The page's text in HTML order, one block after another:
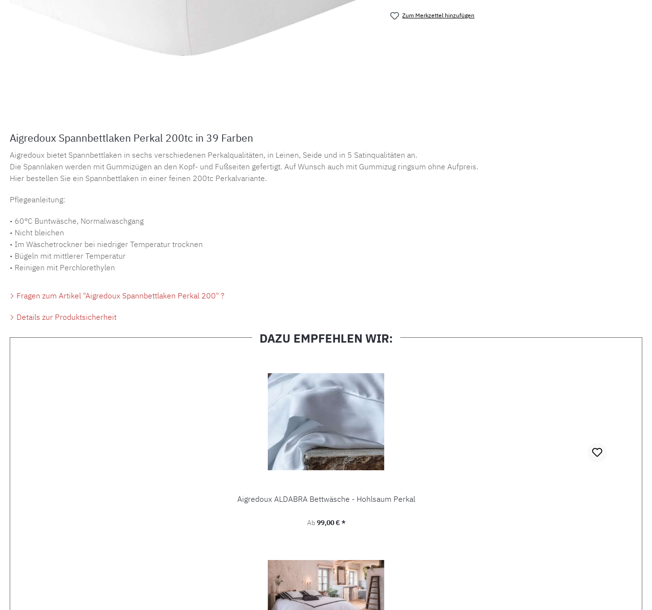
Zum Merkzettel hinzufügen
Aigredoux Spannbettlaken Perkal 200tc in 39 Farben
Aigredoux bietet Spannbettlaken in sechs verschiedenen Perkalqualitäten, in Leinen, Seide und in 5 Satinqualitäten an.
Die Spannlaken werden mit Gummizügen an den Kopf- und Fußseiten gefertigt. Auf Wunsch auch mit Gummizug ringsum ohne Aufpreis.
Hier bestellen Sie ein Spannbettlaken in einer feinen 200tc Perkalvariante.
Pflegeanleitung:
• 60°C Buntwäsche, Normalwaschgang
• Nicht bleichen
• Im Wäschetrockner bei niedriger Temperatur trocknen
• Bügeln mit mittlerer Temperatur
• Reinigen mit Perchlorethylen
Fragen zum Artikel "Aigredoux Spannbettlaken Perkal 200" ?
Details zur Produktsicherheit
DAZU EMPFEHLEN WIR:
Aigredoux ALDABRA Bettwäsche - Hohlsaum Perkal
Regulärer Preis:
Ab99,00 € *